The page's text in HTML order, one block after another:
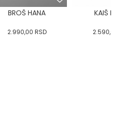
BROŠ HANA
2.990,00 RSD
KAIŠ